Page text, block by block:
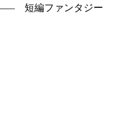
―― 短編ファンタジー